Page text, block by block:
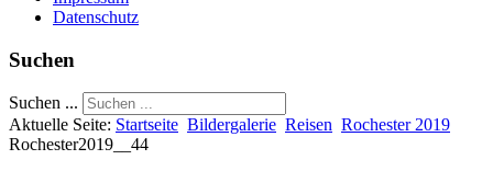
Datenschutz
Suchen
Suchen ...
Aktuelle Seite: Startseite Bildergalerie Reisen Rochester 2019
Rochester2019__44